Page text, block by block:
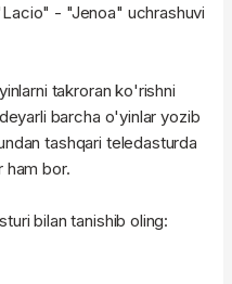
- "Jenoa" uchrashuvi
takroran ko'rishni
barcha o'yinlar yozib
tashqari teledasturda
bor.
bilan tanishib oling: